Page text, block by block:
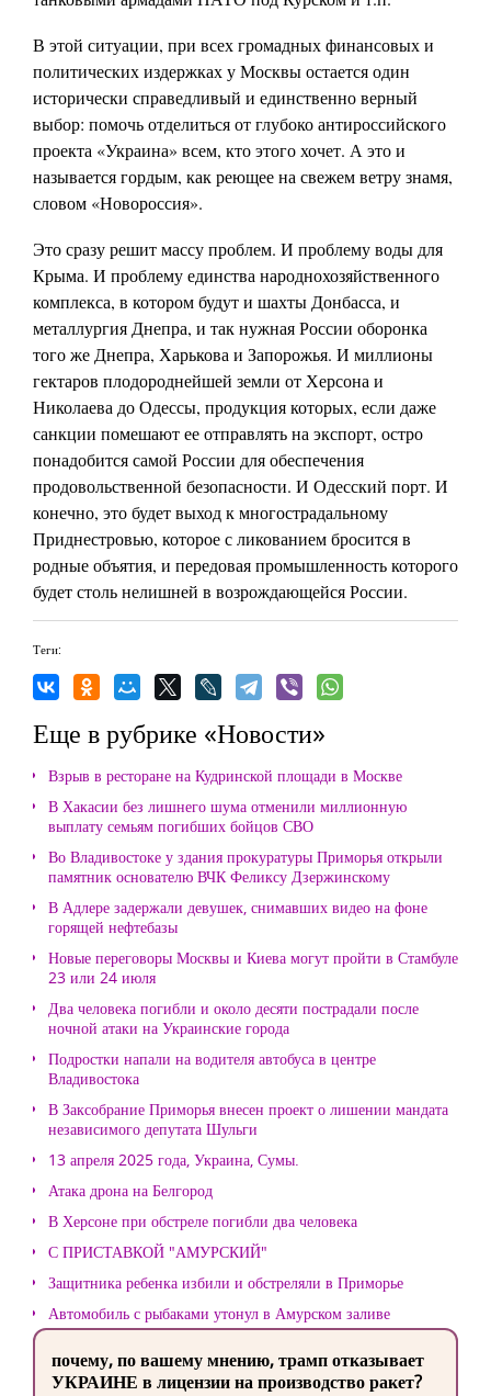
В этой ситуации, при всех громадных финансовых и
политических издержках у Москвы остается один
исторически справедливый и единственно верный
выбор: помочь отделиться от глубоко антироссийского
проекта «Украина» всем, кто этого хочет. А это и
называется гордым, как реющее на свежем ветру знамя,
словом «Новороссия».
Это сразу решит массу проблем. И проблему воды для
Крыма. И проблему единства народнохозяйственного
комплекса, в котором будут и шахты Донбасса, и
металлургия Днепра, и так нужная России оборонка
того же Днепра, Харькова и Запорожья. И миллионы
гектаров плодороднейшей земли от Херсона и
Николаева до Одессы, продукция которых, если даже
санкции помешают ее отправлять на экспорт, остро
понадобится самой России для обеспечения
продовольственной безопасности. И Одесский порт. И
конечно, это будет выход к многострадальному
Приднестровью, которое с ликованием бросится в
родные объятия, и передовая промышленность которого
будет столь нелишней в возрождающейся России.
Теги:
Еще в рубрике «Новости»
Взрыв в ресторане на Кудринской площади в Москве
В Хакасии без лишнего шума отменили миллионную
выплату семьям погибших бойцов СВО
Во Владивостоке у здания прокуратуры Приморья открыли
памятник основателю ВЧК Феликсу Дзержинскому
В Адлере задержали девушек, снимавших видео на фоне
горящей нефтебазы
Новые переговоры Москвы и Киева могут пройти в Стамбуле
23 или 24 июля
Два человека погибли и около десяти пострадали после
ночной атаки на Украинские города
Подростки напали на водителя автобуса в центре
Владивостока
В Заксобрание Приморья внесен проект о лишении мандата
независимого депутата Шульги
13 апреля 2025 года, Украина, Сумы.
Атака дрона на Белгород
В Херсоне при обстреле погибли два человека
С ПРИСТАВКОЙ "АМУРСКИЙ"
Защитника ребенка избили и обстреляли в Приморье
Автомобиль с рыбаками утонул в Амурском заливе
почему, по вашему мнению, трамп отказывает
УКРАИНЕ в лицензии на производство ракет?